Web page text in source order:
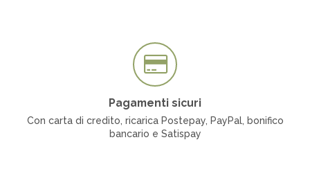
Pagamenti sicuri
Con carta di credito, ricarica Postepay, PayPal, bonifico
bancario e Satispay